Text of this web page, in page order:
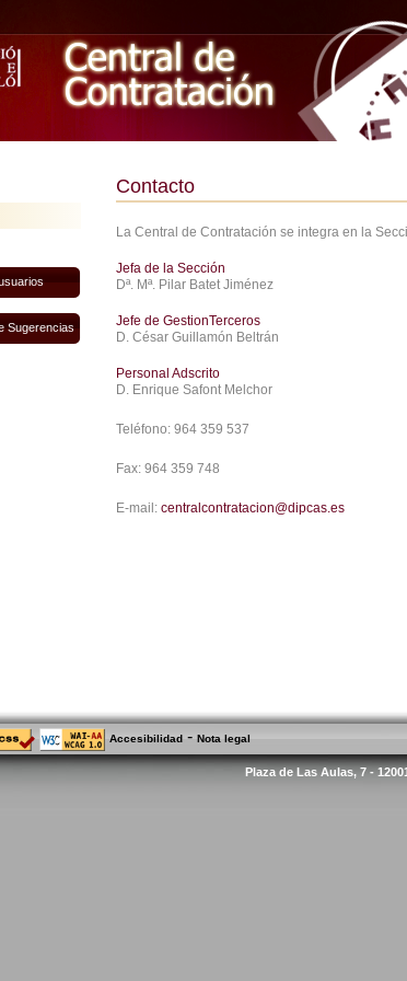
Sugerencias
Contacto
La Central de Contratación se integra en la
Jefa de la Sección
Dª. Mª. Pilar Batet Jiménez
Jefe de GestionTerceros
D. César Guillamón Beltrán
Personal Adscrito
D. Enrique Safont Melchor
Teléfono: 964 359 537
Fax: 964 359 748
E-mail: centralcontratacion@dipcas.es
Accesibilidad - Nota legal
Plaza de Las Aulas, 7 -